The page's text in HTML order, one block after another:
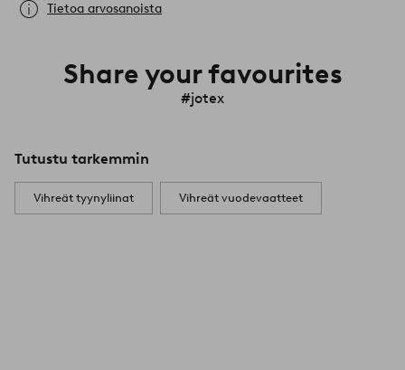
Tietoa arvosanoista
Share your favourites
#jotex
Tutustu tarkemmin
Vihreät tyynyliinat Vihreät vuodevaatteet